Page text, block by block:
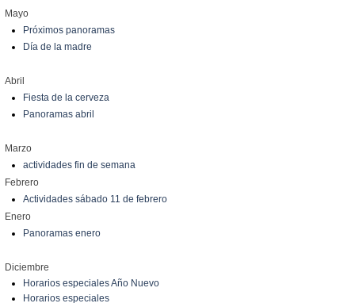
Mayo
Próximos panoramas
Día de la madre
Abril
Fiesta de la cerveza
Panoramas abril
Marzo
actividades fin de semana
Febrero
Actividades sábado 11 de febrero
Enero
Panoramas enero
Diciembre
Horarios especiales Año Nuevo
Horarios especiales